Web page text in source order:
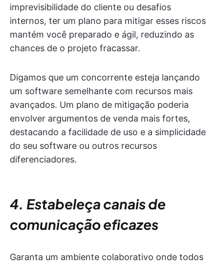
imprevisibilidade do cliente ou desafios
internos, ter um plano para mitigar esses riscos
mantém você preparado e ágil, reduzindo as
chances de o projeto fracassar.
Digamos que um concorrente esteja lançando
um software semelhante com recursos mais
avançados. Um plano de mitigação poderia
envolver argumentos de venda mais fortes,
destacando a facilidade de uso e a simplicidade
do seu software ou outros recursos
diferenciadores.
4. Estabeleça canais de
comunicação eficazes
Garanta um ambiente colaborativo onde todos